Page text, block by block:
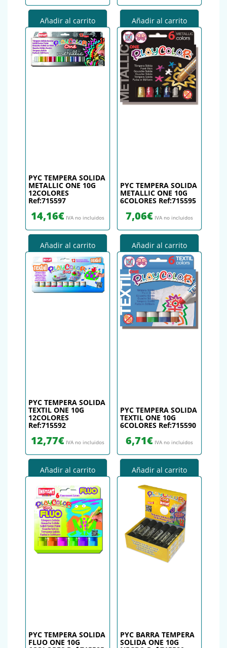
Añadir al carrito Añadir al carrito
PYC TEMPERA SOLIDA
METALLIC ONE 10G
12COLORES
Ref:715597
14,16€ IVA no incluidos
Añadir al carrito
PYC TEMPERA SOLIDA
METALLIC ONE 10G
6COLORES Ref:715595
7,06€ IVA no incluidos
Añadir al carrito
PYC TEMPERA SOLIDA
TEXTIL ONE 10G
12COLORES
Ref:715592
12,77€ IVA no incluidos
Añadir al carrito
PYC TEMPERA SOLIDA
TEXTIL ONE 10G
6COLORES Ref:715590
6,71€ IVA no incluidos
Añadir al carrito
PYC TEMPERA SOLIDA
FLUO ONE 10G
PYC BARRA TEMPERA
SOLIDA ONE 10G